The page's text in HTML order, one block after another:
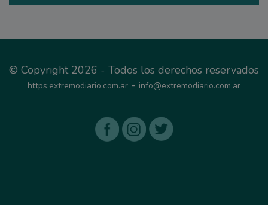
© Copyright 2026 - Todos los derechos reservados
https:extremodiario.com.ar - info@extremodiario.com.ar